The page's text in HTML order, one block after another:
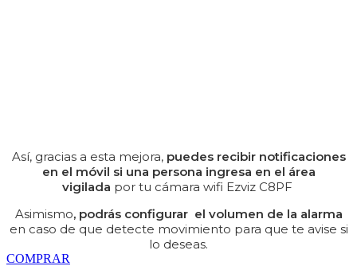
Así, gracias a esta mejora, puedes recibir notificaciones
en el móvil si una persona ingresa en el área
vigilada por tu cámara wifi Ezviz C8PF
Asimismo, podrás configurar el volumen de la alarma
en caso de que detecte movimiento para que te avise si
lo deseas.
COMPRAR